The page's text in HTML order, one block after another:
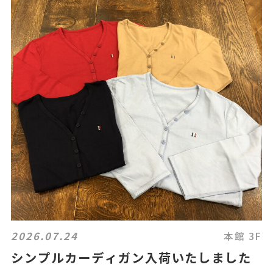
2026.07.24 本館 3F
シンプルカーディガン入荷いたしました